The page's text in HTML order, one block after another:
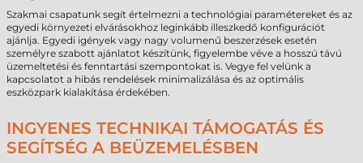
Szakmai csapatunk segít értelmezni a technológiai paramétereket és az
egyedi környezeti elvárásokhoz leginkább illeszkedő konfigurációt
ajánlja. Egyedi igények vagy nagy volumenű beszerzések esetén
személyre szabott ajánlatot készítünk, figyelembe véve a hosszú távú
üzemeltetési és fenntartási szempontokat is. Vegye fel velünk a
kapcsolatot a hibás rendelések minimalizálása és az optimális
eszközpark kialakítása érdekében.
INGYENES TECHNIKAI TÁMOGATÁS ÉS
SEGÍTSÉG A BEÜZEMELÉSBEN